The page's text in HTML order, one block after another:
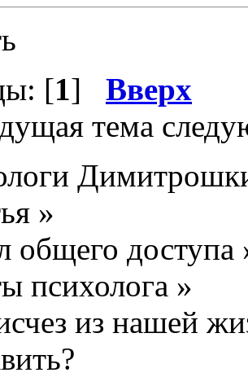
[1] Вверх
тема
»
общего доступа
психолога »
из нашей